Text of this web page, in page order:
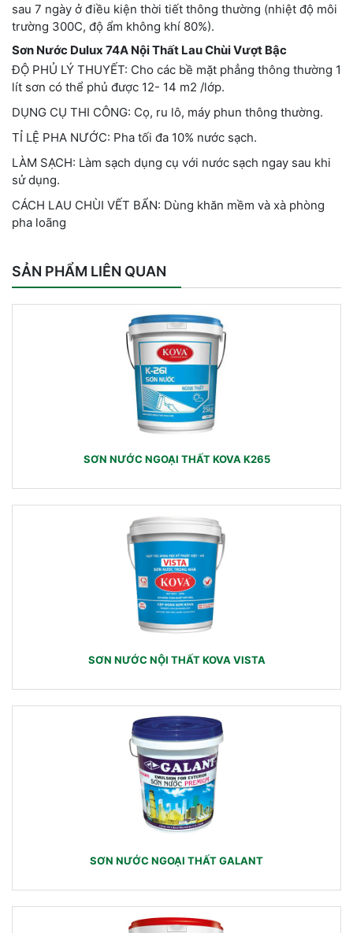
sau 7 ngày ở điều kiện thời tiết thông thường (nhiệt độ môi
trường 300C, độ ẩm không khí 80%).
Sơn Nước Dulux 74A Nội Thất Lau Chùi Vượt Bậc
ĐỘ PHỦ LÝ THUYẾT: Cho các bề mặt phẳng thông thường 1
lít sơn có thể phủ được 12- 14 m2 /lớp.
DỤNG CỤ THI CÔNG: Cọ, ru lô, máy phun thông thường.
TỈ LỆ PHA NƯỚC: Pha tối đa 10% nước sạch.
LÀM SẠCH: Làm sạch dụng cụ với nước sạch ngay sau khi
sử dụng.
CÁCH LAU CHÙI VẾT BẨN: Dùng khăn mềm và xà phòng
pha loãng
SẢN PHẨM LIÊN QUAN
SƠN NƯỚC NGOẠI THẤT KOVA K265
SƠN NƯỚC NỘI THẤT KOVA VISTA
SƠN NƯỚC NGOẠI THẤT GALANT